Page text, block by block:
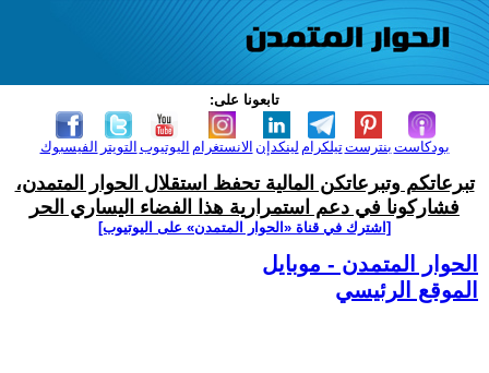
تابعونا على:
الفيسبوك التويتر اليوتيوب الانستغرام لينكدإن تيلكرامبنترست بودكاست
تبرعاتكم وتبرعاتكن المالية تحفظ استقلال الحوار المتمدن،
فشاركونا في دعم استمرارية هذا الفضاء اليساري الحر
[اشترك في قناة ‫«الحوار المتمدن» على اليوتيوب]
الحوار المتمدن - موبايل
الموقع الرئيسي